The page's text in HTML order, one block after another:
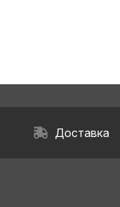
Доставка